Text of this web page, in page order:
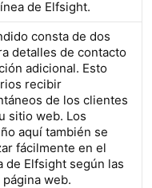
de Elfsight.
consta de dos
detalles de contacto
adicional. Esto
recibir
de los clientes
sitio web. Los
aquí también se
fácilmente en el
de Elfsight según las
web.